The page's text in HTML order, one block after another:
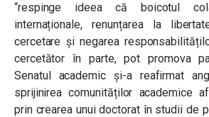
“respinge ideea că boicotul
internaționale, renunțarea la
cercetare și negarea
cercetător în parte, pot promova
Senatul academic și-a reafirmat
sprijinirea comunităților academice
prin crearea unui doctorat în studii de